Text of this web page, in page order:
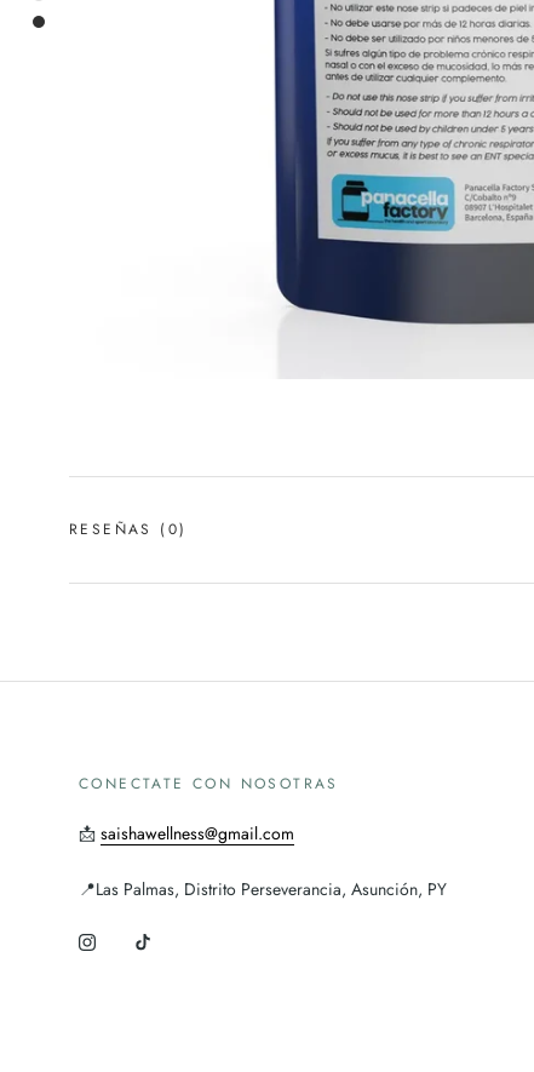
RESEÑAS (0)
CONECTATE CON NOSOTRAS
📩 saishawellness@gmail.com
📍Las Palmas, Distrito Perseverancia, Asunción, PY